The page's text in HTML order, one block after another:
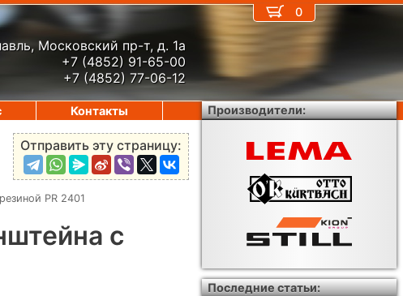
Московский пр-т, д. 1а
+7 (4852) 91-65-00
+7 (4852) 77-06-12
Отправить эту страницу:
PR 2401
с
0
Контакты Производители:
Последние статьи: